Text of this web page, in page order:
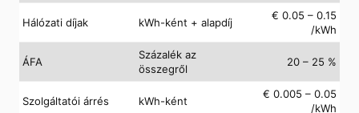
Hálózati díjak kWh-ként + alapdíj
€ 0.05 – 0.15
/kWh
ÁFA
Százalék az
összegről
20 – 25 %
Szolgáltatói árrés kWh-ként
€ 0.005 – 0.05
/kWh